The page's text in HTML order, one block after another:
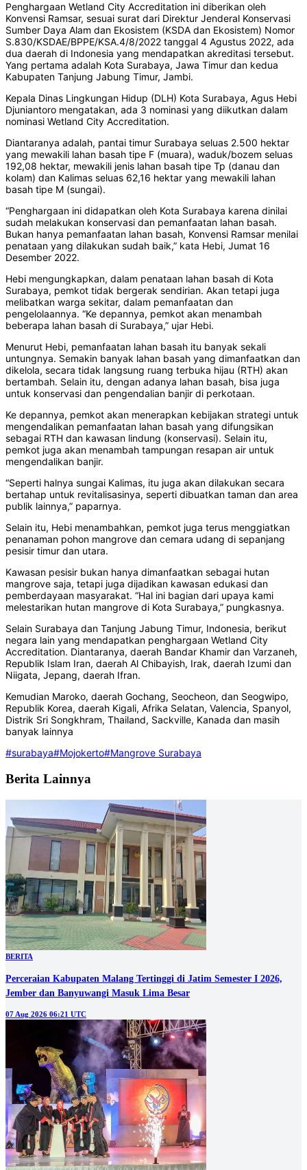
Penghargaan Wetland City Accreditation ini diberikan oleh
Konvensi Ramsar, sesuai surat dari Direktur Jenderal Konservasi
Sumber Daya Alam dan Ekosistem (KSDA dan Ekosistem) Nomor
S.830/KSDAE/BPPE/KSA.4/8/2022 tanggal 4 Agustus 2022, ada
dua daerah di Indonesia yang mendapatkan akreditasi tersebut.
Yang pertama adalah Kota Surabaya, Jawa Timur dan kedua
Kabupaten Tanjung Jabung Timur, Jambi.
Kepala Dinas Lingkungan Hidup (DLH) Kota Surabaya, Agus Hebi
Djuniantoro mengatakan, ada 3 nominasi yang diikutkan dalam
nominasi Wetland City Accreditation.
Diantaranya adalah, pantai timur Surabaya seluas 2.500 hektar
yang mewakili lahan basah tipe F (muara), waduk/bozem seluas
192,08 hektar, mewakili jenis lahan basah tipe Tp (danau dan
kolam) dan Kalimas seluas 62,16 hektar yang mewakili lahan
basah tipe M (sungai).
“Penghargaan ini didapatkan oleh Kota Surabaya karena dinilai
sudah melakukan konservasi dan pemanfaatan lahan basah.
Bukan hanya pemanfaatan lahan basah, Konvensi Ramsar menilai
penataan yang dilakukan sudah baik,” kata Hebi, Jumat 16
Desember 2022.
Hebi mengungkapkan, dalam penataan lahan basah di Kota
Surabaya, pemkot tidak bergerak sendirian. Akan tetapi juga
melibatkan warga sekitar, dalam pemanfaatan dan
pengelolaannya. “Ke depannya, pemkot akan menambah
beberapa lahan basah di Surabaya,” ujar Hebi.
Menurut Hebi, pemanfaatan lahan basah itu banyak sekali
untungnya. Semakin banyak lahan basah yang dimanfaatkan dan
dikelola, secara tidak langsung ruang terbuka hijau (RTH) akan
bertambah. Selain itu, dengan adanya lahan basah, bisa juga
untuk konservasi dan pengendalian banjir di perkotaan.
Ke depannya, pemkot akan menerapkan kebijakan strategi untuk
mengendalikan pemanfaatan lahan basah yang difungsikan
sebagai RTH dan kawasan lindung (konservasi). Selain itu,
pemkot juga akan menambah tampungan resapan air untuk
mengendalikan banjir.
“Seperti halnya sungai Kalimas, itu juga akan dilakukan secara
bertahap untuk revitalisasinya, seperti dibuatkan taman dan area
publik lainnya,” paparnya.
Selain itu, Hebi menambahkan, pemkot juga terus menggiatkan
penanaman pohon mangrove dan cemara udang di sepanjang
pesisir timur dan utara.
Kawasan pesisir bukan hanya dimanfaatkan sebagai hutan
mangrove saja, tetapi juga dijadikan kawasan edukasi dan
pemberdayaan masyarakat. “Hal ini bagian dari upaya kami
melestarikan hutan mangrove di Kota Surabaya,” pungkasnya.
Selain Surabaya dan Tanjung Jabung Timur, Indonesia, berikut
negara lain yang mendapatkan penghargaan Wetland City
Accreditation. Diantaranya, daerah Bandar Khamir dan Varzaneh,
Republik Islam Iran, daerah Al Chibayish, Irak, daerah Izumi dan
Niigata, Jepang, daerah Ifran.
Kemudian Maroko, daerah Gochang, Seocheon, dan Seogwipo,
Republik Korea, daerah Kigali, Afrika Selatan, Valencia, Spanyol,
Distrik Sri Songkhram, Thailand, Sackville, Kanada dan masih
banyak lainnya
#surabaya#Mojokerto#Mangrove Surabaya
Berita Lainnya
BERITA
Perceraian Kabupaten Malang Tertinggi di Jatim Semester I 2026,
Jember dan Banyuwangi Masuk Lima Besar
07 Aug 2026 06:21 UTC